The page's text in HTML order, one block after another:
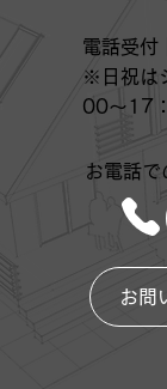
電話受
※日祝は
00～17
お電話で
お問